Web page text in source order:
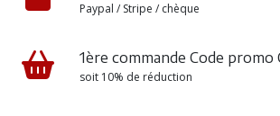
Paypal / Stripe / chèque
1ère commande Code promo
soit 10% de réduction